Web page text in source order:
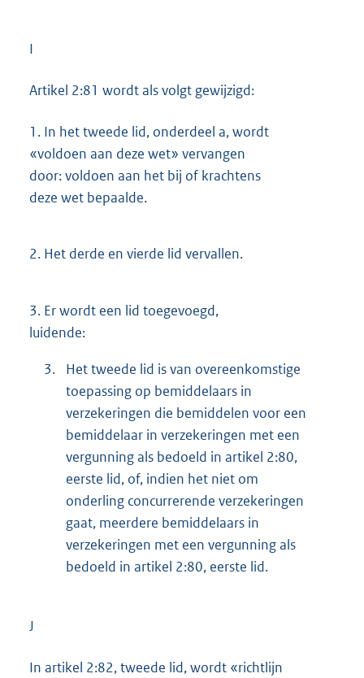
I
Artikel 2:81 wordt als volgt gewijzigd:
1. In het tweede lid, onderdeel a, wordt
«voldoen aan deze wet» vervangen
door: voldoen aan het bij of krachtens
deze wet bepaalde.
2. Het derde en vierde lid vervallen.
3. Er wordt een lid toegevoegd,
luidende:
3.
Het tweede lid is van overeenkomstige
toepassing op bemiddelaars in
verzekeringen die bemiddelen voor een
bemiddelaar in verzekeringen met een
vergunning als bedoeld in artikel 2:80,
eerste lid, of, indien het niet om
onderling concurrerende verzekeringen
gaat, meerdere bemiddelaars in
verzekeringen met een vergunning als
bedoeld in artikel 2:80, eerste lid.
J
In artikel 2:82, tweede lid, wordt «richtlijn